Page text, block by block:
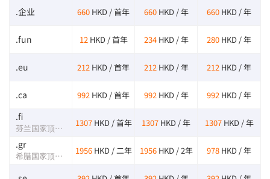
.企业 660 HKD / 首年 660 HKD / 年 660 HKD / 年
.fun 12 HKD / 首年 234 HKD / 年 280 HKD / 年
.eu 212 HKD / 首年 212 HKD / 年 212 HKD / 年
.ca 992 HKD / 首年 992 HKD / 年 992 HKD / 年
.fi
芬兰国家顶级域名 1307 HKD / 首年 1307 HKD / 年 1307 HKD / 年
.gr
希腊国家顶级域名 1956 HKD / 二年 1956 HKD / 2年 978 HKD / 年